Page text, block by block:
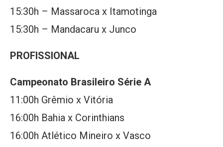
15:30h – Massaroca x Itamotinga
15:30h – Mandacaru x Junco
PROFISSIONAL
Campeonato Brasileiro Série A
11:00h Grêmio x Vitória
16:00h Bahia x Corinthians
16:00h Atlético Mineiro x Vasco